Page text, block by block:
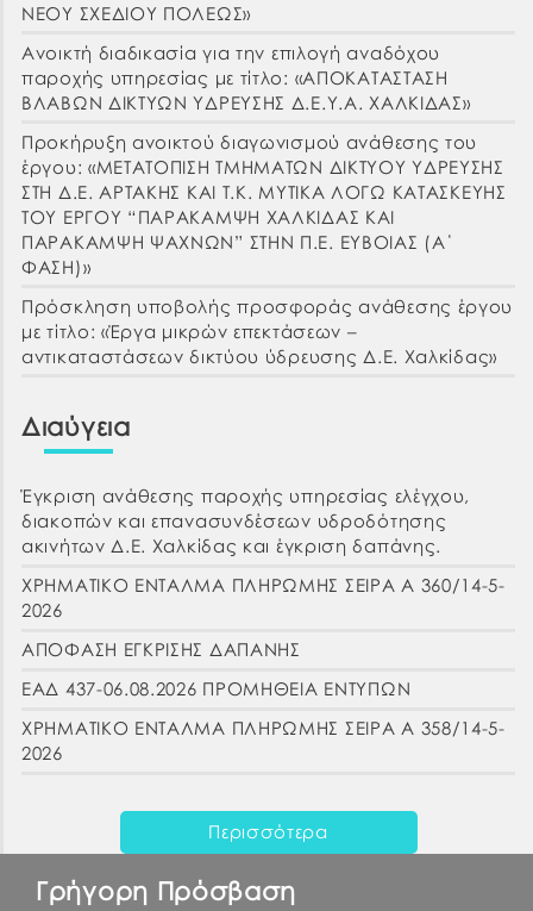
ΝΕΟΥ ΣΧΕΔΙΟΥ ΠΟΛΕΩΣ»
Ανοικτή διαδικασία για την επιλογή αναδόχου
παροχής υπηρεσίας με τίτλο: «ΑΠΟΚΑΤΑΣΤΑΣΗ
ΒΛΑΒΩΝ ΔΙΚΤΥΩΝ ΥΔΡΕΥΣΗΣ Δ.Ε.Υ.Α. ΧΑΛΚΙΔΑΣ»
Προκήρυξη ανοικτού διαγωνισμού ανάθεσης του
έργου: «ΜΕΤΑΤΟΠΙΣΗ ΤΜΗΜΑΤΩΝ ΔΙΚΤΥΟΥ ΥΔΡΕΥΣΗΣ
ΣΤΗ Δ.Ε. ΑΡΤΑΚΗΣ ΚΑΙ Τ.Κ. ΜΥΤΙΚΑ ΛΟΓΩ ΚΑΤΑΣΚΕΥΗΣ
ΤΟΥ ΕΡΓΟΥ “ΠΑΡΑΚΑΜΨΗ ΧΑΛΚΙΔΑΣ ΚΑΙ
ΠΑΡΑΚΑΜΨΗ ΨΑΧΝΩΝ” ΣΤΗΝ Π.Ε. ΕΥΒΟΙΑΣ (Α΄
ΦΑΣΗ)»
Πρόσκληση υποβολής προσφοράς ανάθεσης έργου
με τίτλο: «Έργα μικρών επεκτάσεων –
αντικαταστάσεων δικτύου ύδρευσης Δ.Ε. Χαλκίδας»
Διαύγεια
Έγκριση ανάθεσης παροχής υπηρεσίας ελέγχου,
διακοπών και επανασυνδέσεων υδροδότησης
ακινήτων Δ.Ε. Χαλκίδας και έγκριση δαπάνης.
ΧΡΗΜΑΤΙΚΟ ΕΝΤΑΛΜΑ ΠΛΗΡΩΜΗΣ ΣΕΙΡΑ Α 360/14-5-
2026
ΑΠΟΦΑΣΗ ΕΓΚΡΙΣΗΣ ΔΑΠΑΝΗΣ
ΕΑΔ 437-06.08.2026 ΠΡΟΜΗΘΕΙΑ ΕΝΤΥΠΩΝ
ΧΡΗΜΑΤΙΚΟ ΕΝΤΑΛΜΑ ΠΛΗΡΩΜΗΣ ΣΕΙΡΑ Α 358/14-5-
2026
Περισσότερα
Γρήγορη Πρόσβαση